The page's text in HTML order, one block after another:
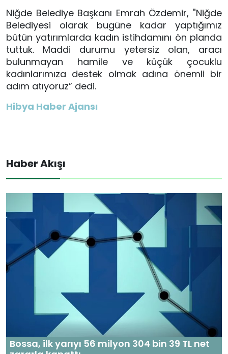
Niğde Belediye Başkanı Emrah Özdemir, "Niğde
Belediyesi olarak bugüne kadar yaptığımız
bütün yatırımlarda kadın istihdamını ön planda
tuttuk. Maddi durumu yetersiz olan, aracı
bulunmayan hamile ve küçük çocuklu
kadınlarımıza destek olmak adına önemli bir
adım atıyoruz” dedi.
Hibya Haber Ajansı
Haber Akışı
Bossa, ilk yarıyı 56 milyon 304 bin 39 TL net